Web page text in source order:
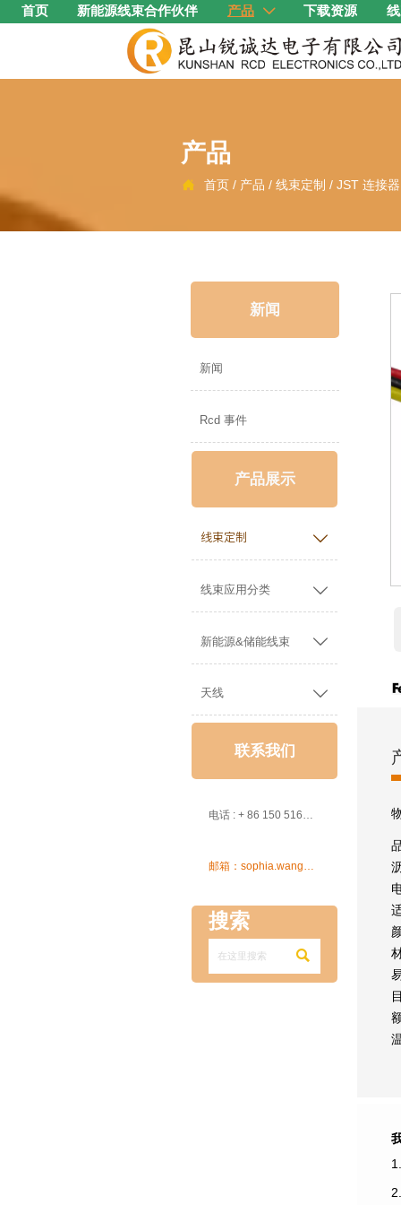
首页 新能源线束合作伙伴 产品  下载资源
产品
 首页 / 产品 /线束定制 /JST 连接
新闻
新闻
Rcd 事件
产品展示
线束定制 
线束应用分类 
新能源&储能线束 
天线 
联系我们
电话 : + 86 150 5162 5639

搜索
